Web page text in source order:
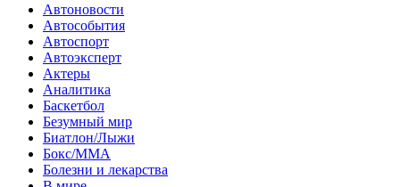
Автоновости
Автособытия
Автоспорт
Автоэксперт
Актеры
Аналитика
Баскетбол
Безумный мир
Биатлон/Лыжи
Бокс/MMA
Болезни и лекарства